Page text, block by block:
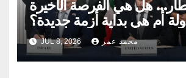
هل هي الفرصة الأخيرة
أم هي بداية أزمة جديدة؟
JUL 8, 2026 محمد عمر